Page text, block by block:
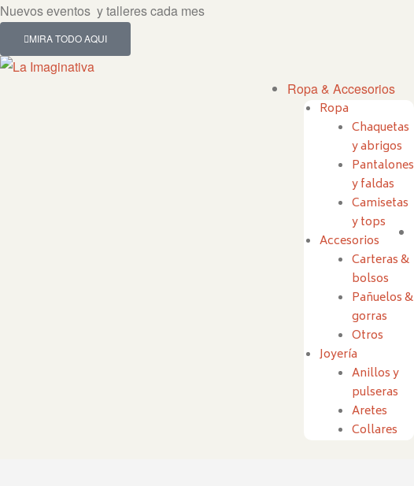
Nuevos eventos y talleres cada mes
MIRA TODO AQUI
Ropa & Accesorios
Ropa
Chaquetas
y abrigos
Pantalones
y faldas
Camisetas
y tops
Accesorios
Carteras &
bolsos
Pañuelos &
gorras
Otros
Joyería
Anillos y
pulseras
Aretes
Collares